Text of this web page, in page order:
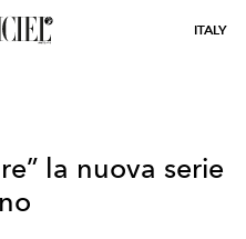
ITALY
la nuova serie